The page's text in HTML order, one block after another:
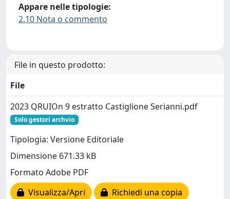
Appare nelle tipologie:
2.10 Nota o commento
File in questo prodotto:
File
2023 QRUIOn 9 estratto Castiglione Serianni.pdf
Solo gestori archvio
Tipologia: Versione Editoriale
Dimensione 671.33 kB
Formato Adobe PDF
Visualizza/Apri
Richiedi una copia